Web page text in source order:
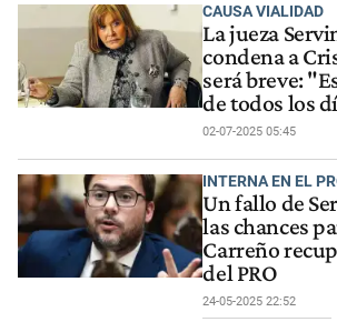
CAUSA VIALIDAD
La jueza
condena a
será breve:
de todos los
02-07-2025 05:45
INTERNA EN EL
Un fallo de
las chances
Carreño
del PRO
24-05-2025 22:52